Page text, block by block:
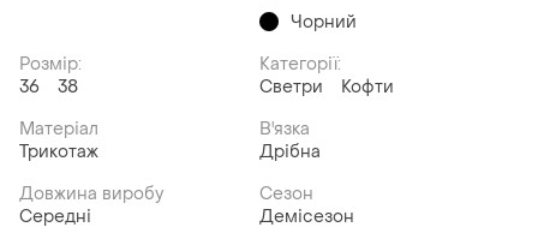
Чорний
Розмір:
36
38
Категорії:
Светри
Кофти
Матеріал
Трикотаж
В'язка
Дрібна
Довжина виробу
Середні
Сезон
Демісезон